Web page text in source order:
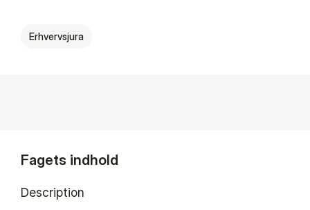
Erhvervsjura
Fagets indhold
Description